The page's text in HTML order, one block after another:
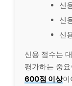
신
신
신
신용 점수는
평가하는 중
600점 이상이